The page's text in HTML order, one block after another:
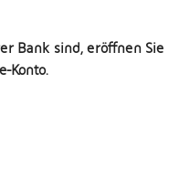
Bank sind, eröffnen Sie
Konto.